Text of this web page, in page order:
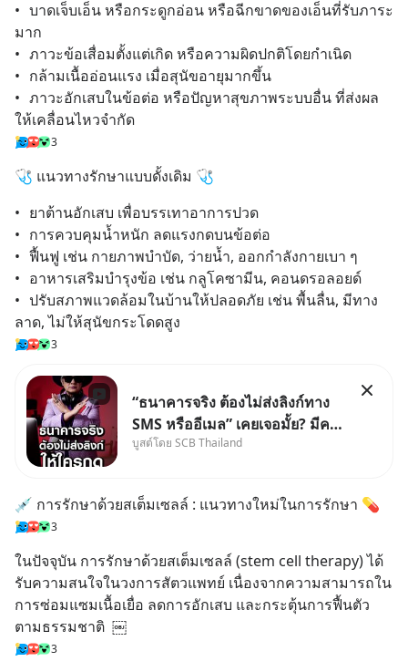
•	บาดเจ็บเอ็น หรือกระดูกอ่อน หรือฉีกขาดของเอ็นที่รับภาระ
มาก
•	ภาวะข้อเสื่อมตั้งแต่เกิด หรือความผิดปกติโดยกำเนิด
•	กล้ามเนื้ออ่อนแรง เมื่อสุนัขอายุมากขึ้น
•	ภาวะอักเสบในข้อต่อ หรือปัญหาสุขภาพระบบอื่น ที่ส่งผล
ให้เคลื่อนไหวจำกัด
3
🩺 แนวทางรักษาแบบดั้งเดิม 🩺
•	ยาต้านอักเสบ เพื่อบรรเทาอาการปวด
•	การควบคุมน้ำหนัก ลดแรงกดบนข้อต่อ
•	ฟื้นฟู เช่น กายภาพบำบัด, ว่ายน้ำ, ออกกำลังกายเบา ๆ
•	อาหารเสริมบำรุงข้อ เช่น กลูโคซามีน, คอนดรอลอยด์
•	ปรับสภาพแวดล้อมในบ้านให้ปลอดภัย เช่น พื้นลื่น, มีทาง
ลาด, ไม่ให้สุนัขกระโดดสูง
3
“ธนาคารจริง ต้องไม่ส่งลิงก์ทาง
SMS หรืออีเมล” เคยเจอมั้ย? มีคน
อ้างว่าโทรจากธนาคาร บอกว่า
หรือสแกนคิวอาร์โค้ดทันที มาฟัง
“ป้าเก๋าเล่ากลโกง” เพื่อรู้ทันมุก
บูสต์โดย SCB Thailand
💉 การรักษาด้วยสเต็มเซลล์ : แนวทางใหม่ในการรักษา 💊
3
ในปัจจุบัน การรักษาด้วยสเต็มเซลล์ (stem cell therapy) ได้
รับความสนใจในวงการสัตวแพทย์ เนื่องจากความสามารถใน
การซ่อมแซมเนื้อเยื่อ ลดการอักเสบ และกระตุ้นการฟื้นตัว
ตามธรรมชาติ  ￼
3